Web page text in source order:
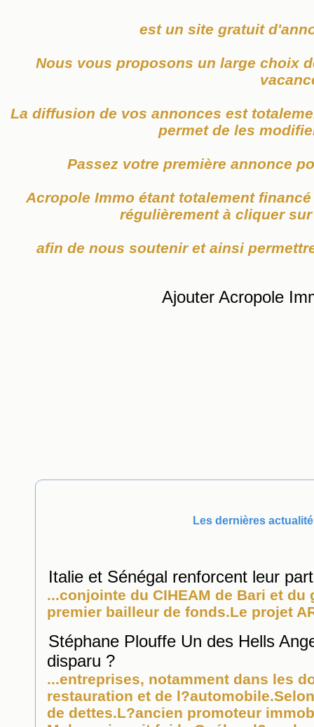
est un site gratuit
Nous vous proposons un large choix
La diffusion de vos annonces est
permet de les
Passez votre première annonce
Acropole Immo étant totalement
régulièrement à cliquer
afin de nous soutenir et ainsi
Ajouter Acropole
Les dernières
Italie et Sénégal renforcent leur
...conjointe du CIHEAM de Bari et du
premier bailleur de fonds.Le projet
Stéphane Plouffe Un des Hells
disparu ?
...entreprises, notamment dans les
restauration et de
de dettes.L?ancien promoteur